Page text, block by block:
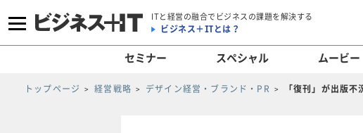
ITと経営の融合でビジネスの課題を解決する
ビジネス＋ITとは？
セミナー スペシャル ムービー
トップページ 経営戦略 デザイン経営・ブランド・PR 「復刊」が出版